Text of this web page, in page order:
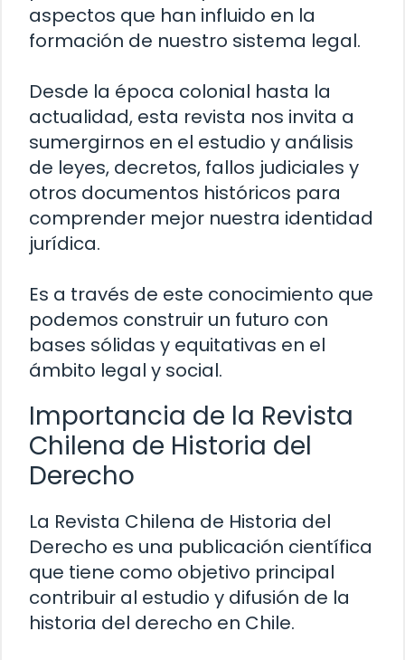
aspectos que han influido en la
formación de nuestro sistema legal.
Desde la época colonial hasta la
actualidad, esta revista nos invita a
sumergirnos en el estudio y análisis
de leyes, decretos, fallos judiciales y
otros documentos históricos para
comprender mejor nuestra identidad
jurídica.
Es a través de este conocimiento que
podemos construir un futuro con
bases sólidas y equitativas en el
ámbito legal y social.
Importancia de la Revista
Chilena de Historia del
Derecho
La Revista Chilena de Historia del
Derecho es una publicación científica
que tiene como objetivo principal
contribuir al estudio y difusión de la
historia del derecho en Chile.